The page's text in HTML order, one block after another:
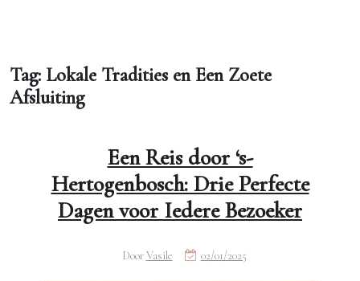
Tag: Lokale Tradities en Een Zoete
Afsluiting
Een Reis door ‘s-
Hertogenbosch: Drie Perfecte
Dagen voor Iedere Bezoeker
DoorVasile 02/01/2025